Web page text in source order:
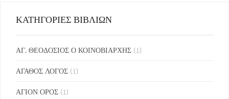
ΚΑΤΗΓΟΡΙΕΣ ΒΙΒΛΙΩΝ
ΑΓ. ΘΕΟΔΟΣΙΟΣ Ο ΚΟΙΝΟΒΙΑΡΧΗΣ (1)
ΑΓΑΘΟΣ ΛΟΓΟΣ (1)
ΑΓΙΟΝ ΟΡΟΣ (1)